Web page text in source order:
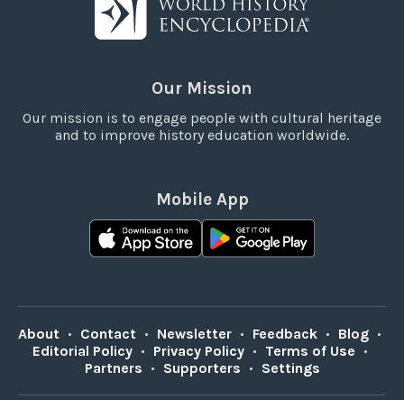
Our Mission
Our mission is to engage people with cultural heritage
and to improve history education worldwide.
Mobile App
About • Contact • Newsletter • Feedback • Blog •
Editorial Policy • Privacy Policy • Terms of Use •
Partners • Supporters • Settings